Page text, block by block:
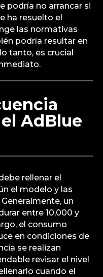
podría no arrancar si
ha resuelto el
las normativas
podría resultar en
tanto, es crucial
AdBlue
rellenar el
el modelo y las
un
entre 10,000 y
el consumo
en condiciones de
se realizan
revisar el nivel
cuando el